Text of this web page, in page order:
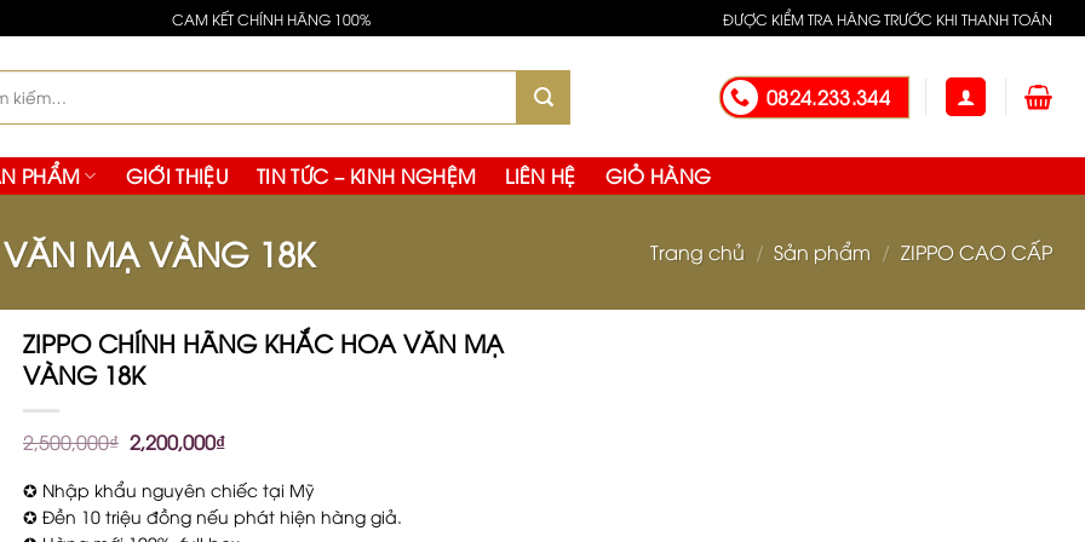
da molti collezionisti, senza il diametro maggiore caratteristico della maggior parte degli altri orologi
buona scelta, con una forma più semplice, una lunetta liscia e un semplice quadrante a tempo limitato.
CAM KẾT CHÍNH HÃNG 100% ĐƯỢC KIỂM TRA HÀNG TRƯỚC KHI THANH TOÁN
0824.233.344
PHẨM GIỚI THIỆU TIN TỨC – KINH NGHỆM LIÊN HỆ GIỎ HÀNG
MẠ VÀNG 18K Trang chủ / Sản phẩm / ZIPPO CAO CẤP
ZIPPO CHÍNH HÃNG KHẮC HOA VĂN MẠ
VÀNG 18K
2,500,000₫ 2,200,000₫
✪ Nhập khẩu nguyên chiếc tại Mỹ
✪ Đền 10 triệu đồng nếu phát hiện hàng giả.